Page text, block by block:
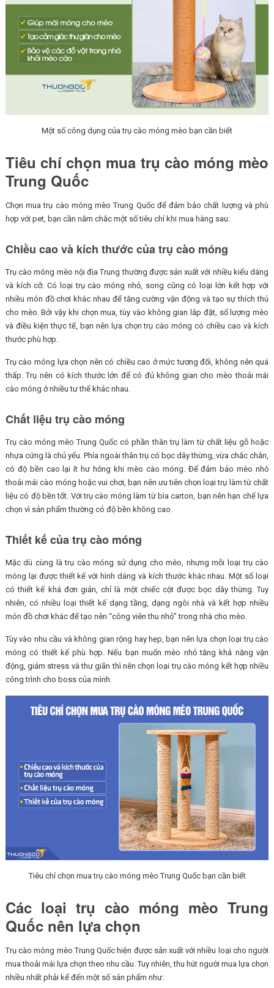
Một số công dụng của trụ cào móng mèo bạn cần biết
Tiêu chí chọn mua trụ cào móng mèo
Trung Quốc
Chọn mua trụ cào móng mèo Trung Quốc để đảm bảo chất lượng và phù
hợp với pet, bạn cần nắm chắc một số tiêu chí khi mua hàng sau:
Chiều cao và kích thước của trụ cào móng
Trụ cào móng mèo nội địa Trung thường được sản xuất với nhiều kiểu dáng
và kích cỡ. Có loại trụ cào móng nhỏ, song cũng có loại lớn kết hợp với
nhiều món đồ chơi khác nhau để tăng cường vận động và tạo sự thích thú
cho mèo. Bởi vậy khi chọn mua, tùy vào không gian lắp đặt, số lượng mèo
và điều kiện thực tế, bạn nên lựa chọn trụ cào móng có chiều cao và kích
thước phù hợp.
Trụ cào móng lựa chọn nên có chiều cao ở mức tương đối, không nên quá
thấp. Trụ nên có kích thước lớn để có đủ không gian cho mèo thoải mái
cào móng ở nhiều tư thế khác nhau.
Chất liệu trụ cào móng
Trụ cào móng mèo Trung Quốc có phần thân trụ làm từ chất liệu gỗ hoặc
nhựa cứng là chủ yếu. Phía ngoài thân trụ có bọc dây thừng, vừa chắc chắn,
có độ bền cao lại ít hư hỏng khi mèo cào móng. Để đảm bảo mèo nhỏ
thoải mái cào móng hoặc vui chơi, bạn nên ưu tiên chọn loại trụ làm từ chất
liệu có độ bền tốt. Với trụ cào móng làm từ bìa carton, bạn nên hạn chế lựa
chọn vì sản phẩm thường có độ bền không cao.
Thiết kế của trụ cào móng
Mặc dù cùng là trụ cào móng sử dụng cho mèo, nhưng mỗi loại trụ cào
móng lại được thiết kế với hình dáng và kích thước khác nhau. Một số loại
có thiết kế khá đơn giản, chỉ là một chiếc cột được bọc dây thừng. Tuy
nhiên, có nhiều loại thiết kế dạng tầng, dạng ngôi nhà và kết hợp nhiều
món đồ chơi khác để tạo nên “công viên thu nhỏ” trong nhà cho mèo.
Tùy vào nhu cầu và không gian rộng hay hẹp, bạn nên lựa chọn loại trụ cào
móng có thiết kế phù hợp. Nếu bạn muốn mèo nhỏ tăng khả năng vận
động, giảm stress và thư giãn thì nên chọn loại trụ cào móng kết hợp nhiều
công trình cho boss của mình.
Tiêu chí chọn mua trụ cào móng mèo Trung Quốc bạn cần biết
Các loại trụ cào móng mèo Trung
Quốc nên lựa chọn
Trụ cào móng mèo Trung Quốc hiện được sản xuất với nhiều loại cho người
mua thoải mái lựa chọn theo nhu cầu. Tuy nhiên, thu hút người mua lựa chọn
nhiều nhất phải kể đến một số sản phẩm như: